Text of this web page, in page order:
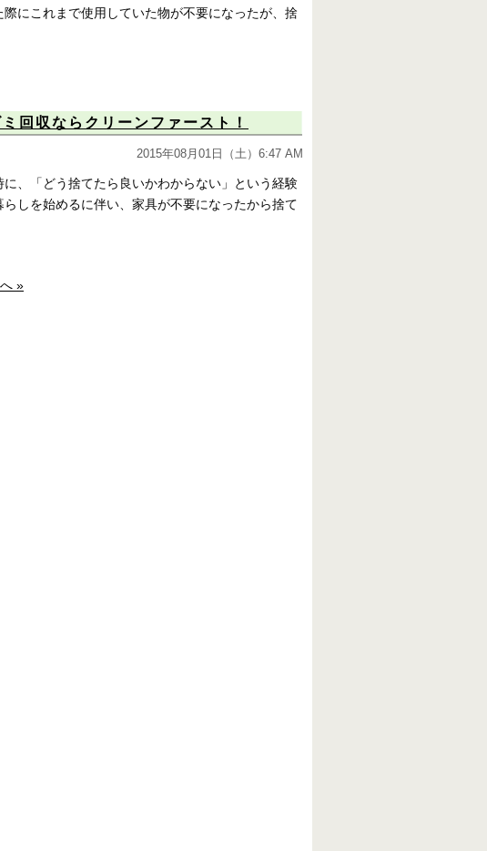
にこれまで使用していた物が不要になったが、捨
回収ならクリーンファースト！
2015年08月01日（土）6:47 AM
、「どう捨てたら良いかわからない」という経験
しを始めるに伴い、家具が不要になったから捨て
»